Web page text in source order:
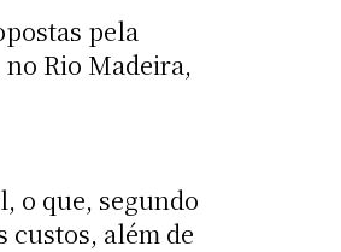
pela
Rio Madeira,
o que, segundo
custos, além de